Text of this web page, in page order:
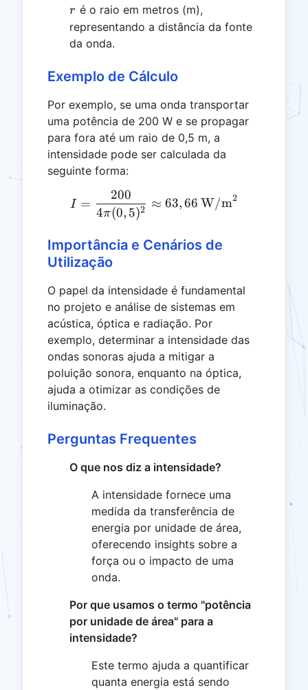
r
r é o raio em metros (m),
representando a distância da fonte
da onda.
Exemplo de Cálculo
Por exemplo, se uma onda transportar
uma potência de 200 W e se propagar
para fora até um raio de 0,5 m, a
intensidade pode ser calculada da
seguinte forma:
I =
I =
4π(0, 5)2
200
≈ 63,66 W/m2
Importância e Cenários de
Utilização
O papel da intensidade é fundamental
no projeto e análise de sistemas em
acústica, óptica e radiação. Por
exemplo, determinar a intensidade das
ondas sonoras ajuda a mitigar a
poluição sonora, enquanto na óptica,
ajuda a otimizar as condições de
iluminação.
Perguntas Frequentes
O que nos diz a intensidade?
A intensidade fornece uma
medida da transferência de
energia por unidade de área,
oferecendo insights sobre a
força ou o impacto de uma
onda.
Por que usamos o termo "potência
por unidade de área" para a
intensidade?
Este termo ajuda a quantificar
quanta energia está sendo